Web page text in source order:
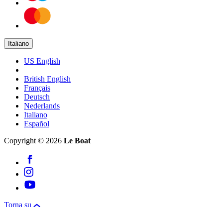
Italiano
US English
British English
Français
Deutsch
Nederlands
Italiano
Español
Copyright © 2026 Le Boat
Torna su